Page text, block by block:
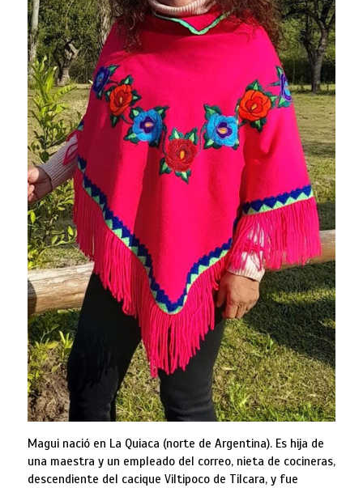
Magui nació en La Quiaca (norte de Argentina). Es hija de
una maestra y un empleado del correo, nieta de cocineras,
descendiente del cacique Viltipoco de Tilcara, y fue